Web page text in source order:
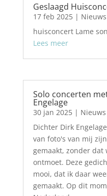
Geslaagd
17 feb 2025| Nieuws
huisconcert Lame
Lees meer
Solo concerten
Engelage
30 jan 2025| Nieuws
Dichter Dirk
van foto's van mij
gemaakt, zonder dat
ontmoet. Deze
mooi, dat ik daar
gemaakt. Op dit